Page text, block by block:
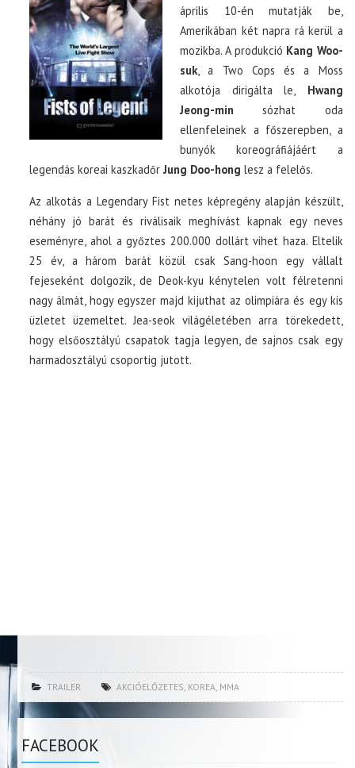
április 10-én mutatják be,
Amerikában két napra rá kerül a
mozikba. A produkció Kang Woo-
suk, a Two Cops és a Moss
alkotója dirigálta le, Hwang
Jeong-min sózhat oda
ellenfeleinek a főszerepben, a
bunyók koreográfiájáért a
legendás koreai kaszkadőr Jung Doo-hong lesz a felelős.
Az alkotás a Legendary Fist netes képregény alapján készült,
néhány jó barát és riválisaik meghívást kapnak egy neves
eseményre, ahol a győztes 200.000 dollárt vihet haza. Eltelik
25 év, a három barát közül csak Sang-hoon egy vállalt
fejeseként dolgozik, de Deok-kyu kénytelen volt félretenni
nagy álmát, hogy egyszer majd kijuthat az olimpiára és egy kis
üzletet üzemeltet. Jea-seok világéletében arra törekedett,
hogy elsőosztályú csapatok tagja legyen, de sajnos csak egy
harmadosztályú csoportig jutott.
TRAILER AKCIÓELŐZETES, KOREA, MMA
FACEBOOK